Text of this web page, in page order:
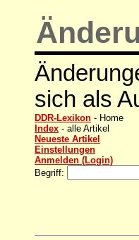
sich als
DDR-Lexikon - Home
Index - alle Artikel
Neueste Artikel
Einstellungen
Anmelden (Login)
Begriff: